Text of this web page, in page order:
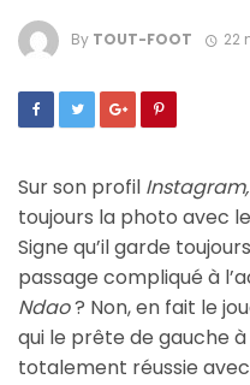
By TOUT-FOOT 22
Sur son profil Instagram,
toujours la photo avec
Signe qu’il garde
passage compliqué à
Ndao? Non, en fait le
qui le prête de gauche
totalement réussie